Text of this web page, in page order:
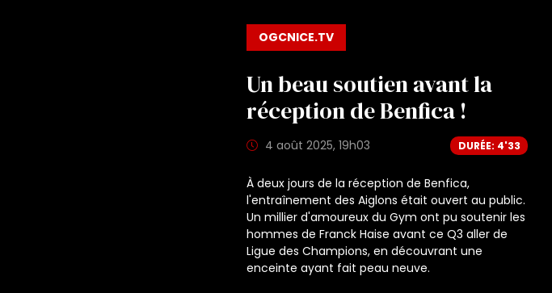
OGCNICE.TV
Un beau soutien avant la
réception de Benfica !
4 août 2025, 19h03 DURÉE: 4'33
À deux jours de la réception de Benfica,
l'entraînement des Aiglons était ouvert au public.
Un millier d'amoureux du Gym ont pu soutenir les
hommes de Franck Haise avant ce Q3 aller de
Ligue des Champions, en découvrant une
enceinte ayant fait peau neuve.